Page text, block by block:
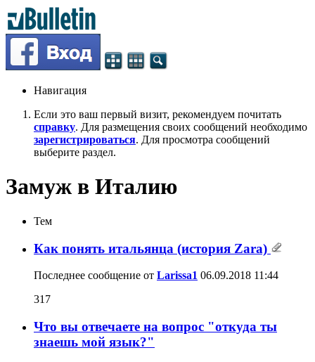
Навигация
Если это ваш первый визит, рекомендуем почитать
справку. Для размещения своих сообщений необходимо
зарегистрироваться. Для просмотра сообщений
выберите раздел.
Замуж в Италию
Тем
Как понять итальянца (история Zara)
Последнее сообщение от Larissa1 06.09.2018 11:44
317
Что вы отвечаете на вопрос "откуда ты
знаешь мой язык?"